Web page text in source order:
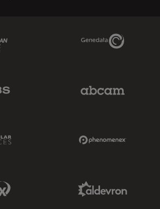
Genedata Link
Devices Link
Link